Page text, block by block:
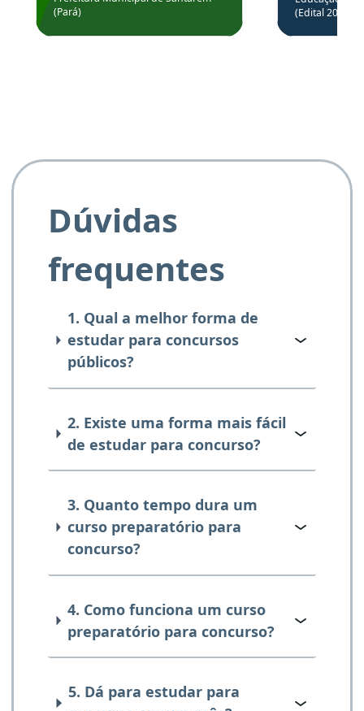
Prefeitura de Santarém.
(Pará)
de
(Edital
Dúvidas
frequentes
1. Qual a melhor forma de
estudar para concursos
públicos?
2. Existe uma forma mais fácil
de estudar para concurso?
3. Quanto tempo dura um
curso preparatório para
concurso?
4. Como funciona um curso
preparatório para concurso?
5. Dá para estudar para